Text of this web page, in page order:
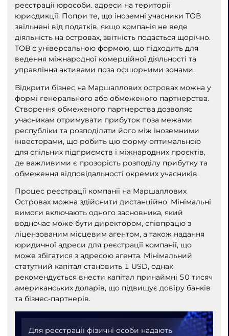
реєстрації юрособи. адреси на території
юрисдикції. Попри те, що іноземні учасники ТОВ
звільнені від податків, якщо компанія не веде
діяльність на островах, звітність подається щорічно.
ТОВ є універсальною формою, що підходить для
ведення міжнародної комерційної діяльності та
управління активами поза офшорними зонами.
Відкрити бізнес на Маршаллових островах можна у
формі генерального або обмеженого партнерства.
Створення обмеженого партнерства дозволяє
учасникам отримувати прибуток поза межами
республіки та розподіляти його між іноземними
інвесторами, що робить цю форму оптимальною
для спільних підприємств і міжнародних проєктів,
де важливими є прозорість розподілу прибутку та
обмеження відповідальності окремих учасників.
Процес реєстрації компанії на Маршаллових
Островах можна здійснити дистанційно. Мінімальні
вимоги включають одного засновника, який
водночас може бути директором, співпрацю з
ліцензованим місцевим агентом, а також надання
юридичної адреси для реєстрації компанії, що
може збігатися з адресою агента. Мінімальний
статутний капітал становить 1 USD, однак
рекомендується внести капітал принаймні 50 тисяч
американських доларів, що підвищує довіру банків
та бізнес-партнерів.
Для реєстрації фізичні особи надають